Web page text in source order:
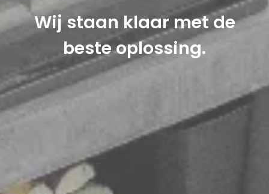
Wij staan klaar met de
beste oplossing.